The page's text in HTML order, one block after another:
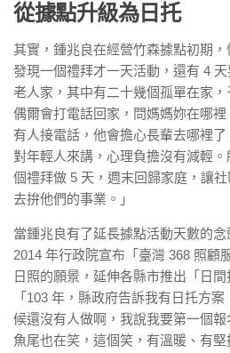
從據點升級為日托
其實，鍾兆良在經營竹森據點初期
發現一個禮拜才一天活動，還有 4
老人家，其中有二十幾個孤單在家
偶爾會打電話回家，問媽媽妳在哪
有人接電話，他會擔心長輩去哪裡
對年輕人來講，心理負擔沒有減輕
個禮拜做 5 天，週末回歸家庭，讓
去拚他們的事業。」
當鍾兆良有了延長據點活動天數的念
2014 年行政院宣布「臺灣 368 照顧
日照的願景，延伸各縣市推出「日
「103 年，縣政府告訴我有日托方
候還沒有人做啊，我說我要第一個
魚尾也在笑，這個笑，有溫暖、有